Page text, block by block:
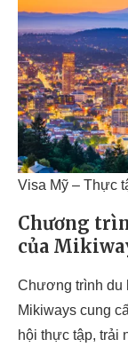
Visa Mỹ – Thực
Chương
của
Chương trình du
Mikiways cung
hội thực tập, trải